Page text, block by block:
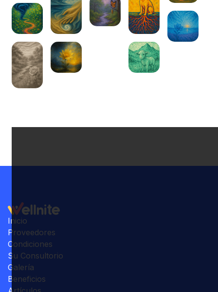
Inicio
Proveedores
Condiciones
Su Consultorio
Galería
Beneficios